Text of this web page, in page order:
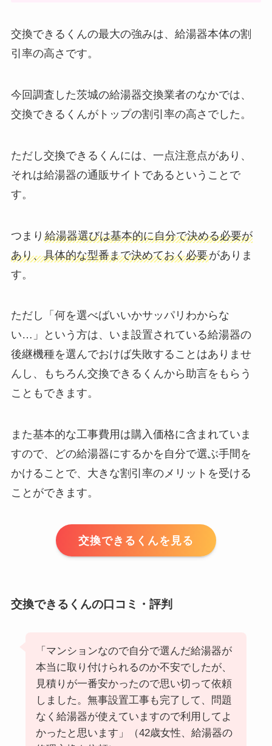
交換できるくんの最大の強みは、給湯器本体の割
引率の高さです。
今回調査した茨城の給湯器交換業者のなかでは、
交換できるくんがトップの割引率の高さでした。
ただし交換できるくんには、一点注意点があり、
それは給湯器の通販サイトであるということで
す。
つまり 給湯器選びは基本的に自分で決める必要が
あり、具体的な型番まで決めておく必要がありま
す。
ただし「何を選べばいいかサッパリわからな
い…」という方は、いま設置されている給湯器の
後継機種を選んでおけば失敗することはありませ
んし、もちろん交換できるくんから助言をもらう
こともできます。
また基本的な工事費用は購入価格に含まれていま
すので、どの給湯器にするかを自分で選ぶ手間を
かけることで、大きな割引率のメリットを受ける
ことができます。
交換できるくんを見る
交換できるくんの口コミ・評判
「マンションなので自分で選んだ給湯器が
本当に取り付けられるのか不安でしたが、
見積りが一番安かったので思い切って依頼
しました。無事設置工事も完了して、問題
なく給湯器が使えていますので利用してよ
かったと思います」（42歳女性、給湯器の